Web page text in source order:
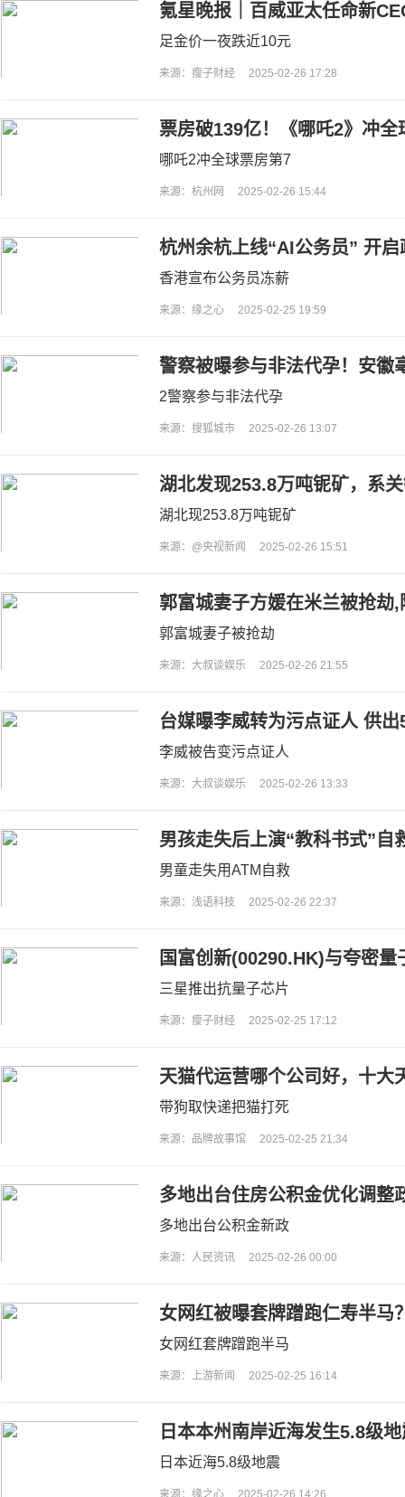
氪星晚报｜百威亚太任命新
势；接近东方甄选人士：俞敏
来合作；金价跳水，足金价格
足金价一夜跌近10元
来源：瘦子财经 2025-02-26 17:28
票房破139亿！《哪吒2》冲全
哪吒2冲全球票房第7
来源：杭州网 2025-02-26 15:44
杭州余杭上线“AI公务员” 开
香港宣布公务员冻薪
来源：缘之心 2025-02-25 19:59
警察被曝参与非法代孕！安徽
2警察参与非法代孕
来源：搜狐城市 2025-02-26 13:07
湖北发现253.8万吨铌矿，系
湖北现253.8万吨铌矿
来源：@央视新闻 2025-02-26 15:51
郭富城妻子方媛在米兰被抢劫
大使馆发声
郭富城妻子被抢劫
来源：大叔谈娱乐 2025-02-26 21:55
台媒曝李威转为污点证人 供出
李威被告变污点证人
来源：大叔谈娱乐 2025-02-26 13:33
男孩走失后上演“教科书式”自
男童走失用ATM自救
来源：浅语科技 2025-02-26 22:37
国富创新(00290.HK)与夸密
子科学领域进行深度合作
三星推出抗量子芯片
来源：瘦子财经 2025-02-25 17:12
天猫代运营哪个公司好，十大
带狗取快递把猫打死
来源：品牌故事馆 2025-02-25 21:34
多地出台住房公积金优化调整
多地出台公积金新政
来源：人民资讯 2025-02-26 00:00
女网红被曝套牌蹭跑仁寿半马
处理
女网红套牌蹭跑半马
来源：上游新闻 2025-02-25 16:14
日本本州南岸近海发生5.8级
日本近海5.8级地震
来源：缘之心 2025-02-26 14:26